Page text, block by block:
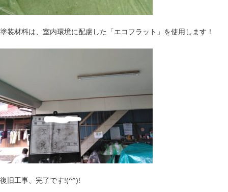
塗装材料は、室内環境に配慮した「エコフラット」を使用します！
復旧工事、完了です!(^^)!